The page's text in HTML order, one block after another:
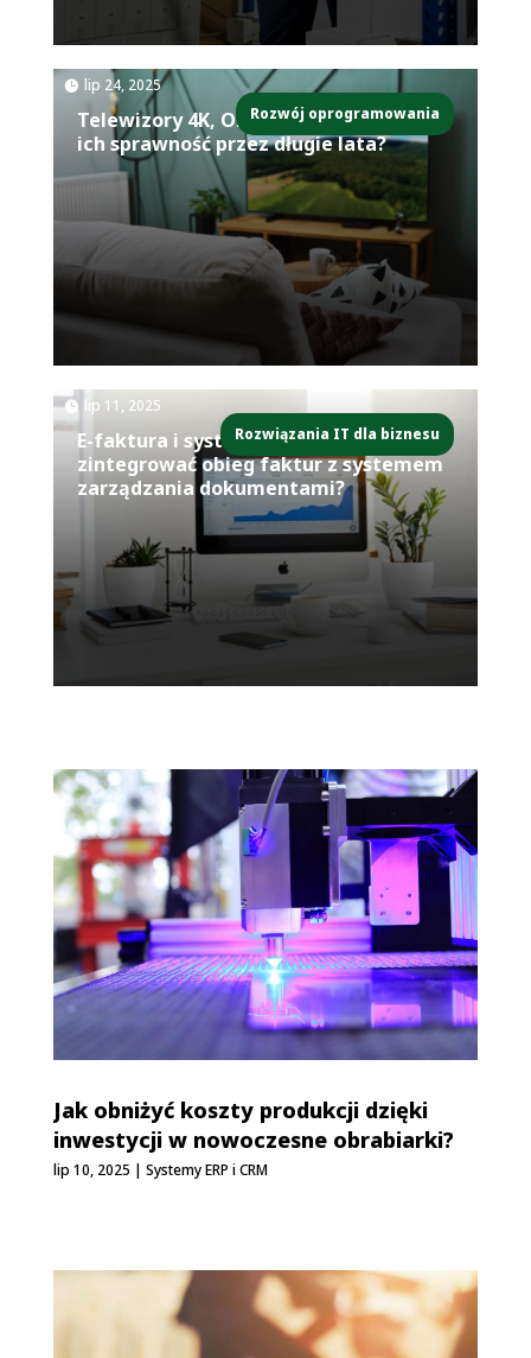
Telewizory 4K, OLED i LED – jak dbać o
ich sprawność przez długie lata?
lip 24, 2025|
Rozwój oprogramowania
E-faktura i system DMS – jak
zintegrować obieg faktur z systemem
zarządzania dokumentami?
lip 11, 2025
Rozwiązania IT dla biznesu
Jak obniżyć koszty produkcji dzięki
inwestycji w nowoczesne obrabiarki?
lip 10, 2025 | Systemy ERP i CRM